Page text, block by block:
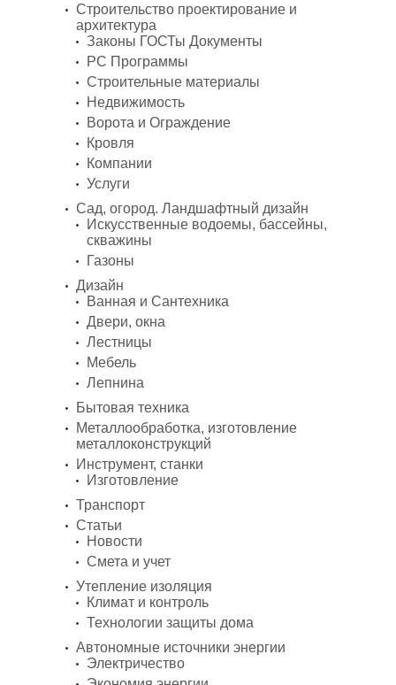
Строительство проектирование и
архитектура
Законы ГОСТы Документы
PC Программы
Строительные материалы
Недвижимость
Ворота и Ограждение
Кровля
Компании
Услуги
Сад, огород. Ландшафтный дизайн
Искусственные водоемы, бассейны,
скважины
Газоны
Дизайн
Ванная и Сантехника
Двери, окна
Лестницы
Мебель
Лепнина
Бытовая техника
Металлообработка, изготовление
металлоконструкций
Инструмент, станки
Изготовление
Транспорт
Статьи
Новости
Смета и учет
Утепление изоляция
Климат и контроль
Технологии защиты дома
Автономные источники энергии
Электричество